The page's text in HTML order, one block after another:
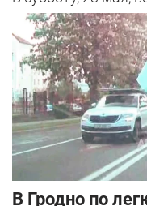
серьезная авария
Peugeot. Читатель
В Гродно по